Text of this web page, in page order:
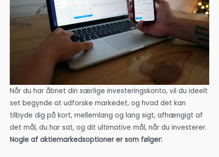
Når du har åbnet din særlige investeringskonto, vil du ideelt
set begynde at udforske markedet, og hvad det kan
tilbyde dig på kort, mellemlang og lang sigt, afhængigt af
det mål, du har sat, og dit ultimative mål, når du investerer.
Nogle af aktiemarkedsoptioner er som følger: